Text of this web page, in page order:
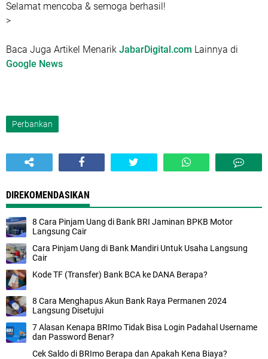
Selamat mencoba & semoga berhasil!
>
Baca Juga Artikel Menarik JabarDigital.com Lainnya di
Google News
Perbankan
DIREKOMENDASIKAN
8 Cara Pinjam Uang di Bank BRI Jaminan BPKB Motor
Langsung Cair
Cara Pinjam Uang di Bank Mandiri Untuk Usaha Langsung
Cair
Kode TF (Transfer) Bank BCA ke DANA Berapa?
8 Cara Menghapus Akun Bank Raya Permanen 2024
Langsung Disetujui
7 Alasan Kenapa BRImo Tidak Bisa Login Padahal Username
dan Password Benar?
Cek Saldo di BRImo Berapa dan Apakah Kena Biaya?